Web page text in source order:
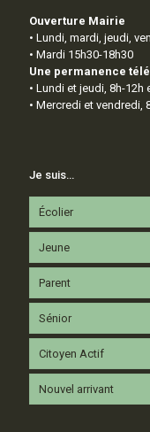
Ouverture Mairie
• Lundi, mardi, jeudi,
• Mardi 15h30-18h30
Une permanence
• Lundi et jeudi, 8h-12h
• Mercredi et vendredi,
Je suis…
Écolier
Jeune
Parent
Sénior
Citoyen Actif
Nouvel arrivant